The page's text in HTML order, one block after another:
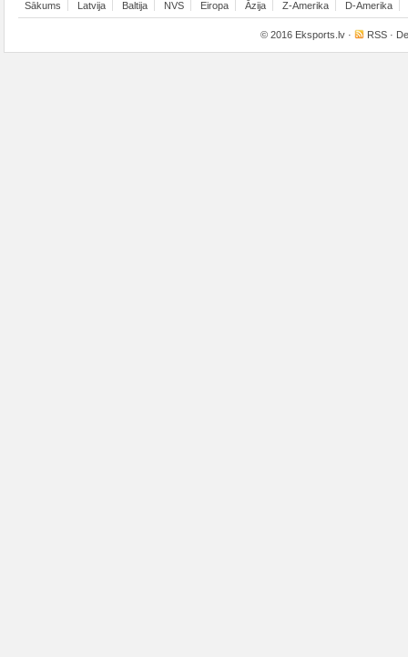
Sākums Latvija Baltija NVS Eiropa Āzija Z-Amerika D-Amerika
© 2016 Eksports.lv · RSS ·